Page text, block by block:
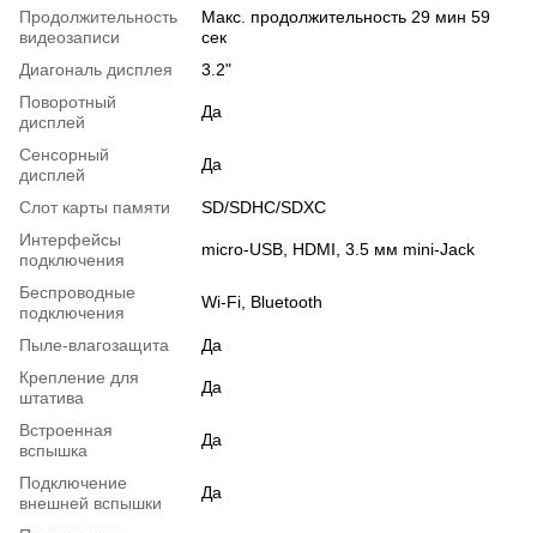
Продолжительность
видеозаписи
Макс. продолжительность 29 мин 59
сек
Диагональ дисплея
3.2"
Поворотный
дисплей
Да
Сенсорный
дисплей
Да
Слот карты памяти
SD/SDHC/SDXC
Интерфейсы
подключения
micro-USB, HDMI, 3.5 мм mini-Jack
Беспроводные
подключения
Wi-Fi, Bluetooth
Пыле-влагозащита
Да
Крепление для
штатива
Да
Встроенная
вспышка
Да
Подключение
внешней вспышки
Да